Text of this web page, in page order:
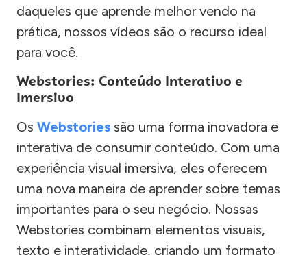
daqueles que aprende melhor vendo na
prática, nossos vídeos são o recurso ideal
para você.
Webstories: Conteúdo Interativo e
Imersivo
Os Webstories são uma forma inovadora e
interativa de consumir conteúdo. Com uma
experiência visual imersiva, eles oferecem
uma nova maneira de aprender sobre temas
importantes para o seu negócio. Nossas
Webstories combinam elementos visuais,
texto e interatividade, criando um formato